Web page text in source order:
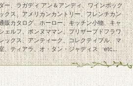
ー、ラガディ アン＆アンディ、ワインボック
クス、アメリカンカントリー、フレンチカン
販カタログ、ホーロー、キッチン小物、キャ
ェルフ、ボンヌママン、プリザーブドフラワ
ックス、アンティーク、コレクティブル、マ
、ティアラ、オ・タン・ジャディス etc...